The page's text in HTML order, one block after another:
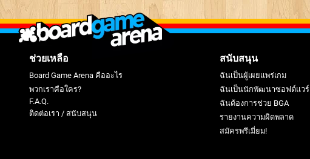
ช่วยเหลือ
Board Game Arena คืออะไร
พวกเราคือใคร?
F.A.Q.
ติดต่อเรา / สนับสนุน
สนับสนุน
ฉันเป็นผู้เผยแพร่เกม
ฉันเป็นนักพัฒนาซอฟต์แวร์
ฉันต้องการช่วย BGA
รายงานความผิดพลาด
สมัครพรีเมี่ยม!